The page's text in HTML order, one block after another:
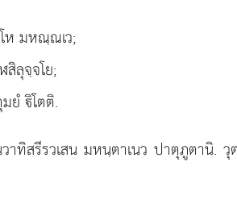
ห มหณฺณเว;
สิลุจฺจโย;
ยํ ิโตติ.
ทิสรีรวเสน มหนฺตาเนว ปาตุภูตานิ.